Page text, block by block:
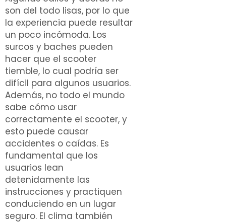
son del todo lisas, por lo que
la experiencia puede resultar
un poco incómoda. Los
surcos y baches pueden
hacer que el scooter
tiemble, lo cual podría ser
difícil para algunos usuarios.
Además, no todo el mundo
sabe cómo usar
correctamente el scooter, y
esto puede causar
accidentes o caídas. Es
fundamental que los
usuarios lean
detenidamente las
instrucciones y practiquen
conduciendo en un lugar
seguro. El clima también